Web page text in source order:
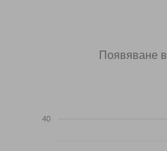
Появяване
40